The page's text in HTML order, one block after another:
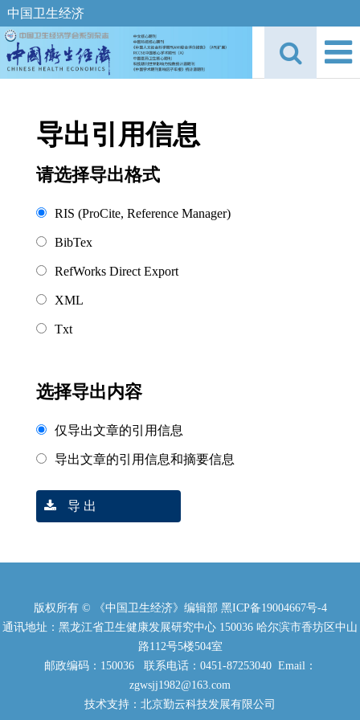
中国卫生经济
导出引用信息
请选择导出格式
RIS (ProCite, Reference Manager)
BibTex
RefWorks Direct Export
XML
Txt
选择导出内容
仅导出文章的引用信息
导出文章的引用信息和摘要信息
导 出
版权所有 © 《中国卫生经济》编辑部 黑ICP备19004667号-4
通讯地址：黑龙江省卫生健康发展研究中心 150036 哈尔滨市香坊区中山
路112号5楼504室
邮政编码：150036 联系电话：0451-87253040 Email：
zgwsjj1982@163.com
技术支持：北京勤云科技发展有限公司